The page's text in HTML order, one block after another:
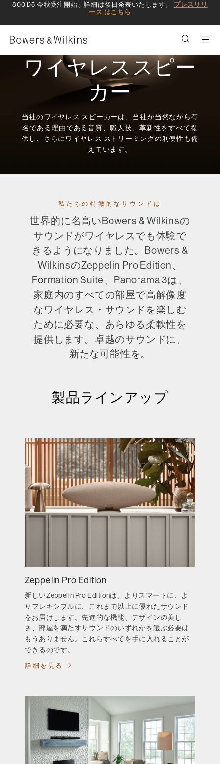
800 D5 今秋受注開始、詳細は後日発表いたします。 プレスリリ
ース はこちら
ワイヤレススピー
カー
当社のワイヤレス スピーカーは、当社が当然ながら有
名である理由である音質、職人技、革新性をすべて提
供し、さらにワイヤレス ストリーミングの利便性も備
えています。
私たちの特徴的なサウンドは
世界的に名高いBowers & Wilkinsの
サウンドがワイヤレスでも体験で
きるようになりました。Bowers &
WilkinsのZeppelin Pro Edition、
Formation Suite、Panorama 3は、
家庭内のすべての部屋で高解像度
なワイヤレス・サウンドを楽しむ
ために必要な、あらゆる柔軟性を
提供します。卓越のサウンドに、
新たな可能性を。
製品ラインアップ
Zeppelin Pro Edition
新しいZeppelin Pro Editionは、よりスマートに、よ
りフレキシブルに、これまで以上に優れたサウンド
をお届けします。先進的な機能、デザインの美し
さ、部屋を満たすサウンドのいずれかを選ぶ必要は
もうありません。これらすべてを手に入れることが
できるのです。
詳細を見る